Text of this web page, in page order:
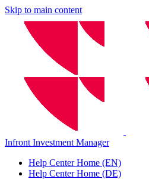
Skip to main content
Infront Investment Manager
Help Center Home (EN)
Help Center Home (DE)